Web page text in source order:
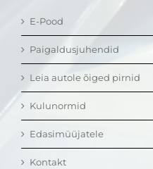
E-Pood
Paigaldusjuhendid
Leia autole õiged pirnid
Kulunormid
Edasimüüjatele
Kontakt